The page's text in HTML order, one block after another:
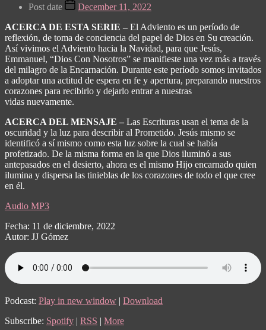
Post date
December 11, 2022
ACERCA DE ESTA SERIE – El Adviento es un período de
reflexión, de toma de conciencia del papel de Dios en Su creación.
Así vivimos el Adviento hacia la Navidad, para que Jesús,
Emmanuel, “Dios Con Nosotros” se manifieste una vez más a través
del milagro de la Encarnación. Durante este período somos invitados
a adoptar una actitud de espera en fe y apertura, preparando nuestros
corazones para recibirlo y dejarlo entrar a nuestras
vidas nuevamente.
ACERCA DEL MENSAJE – Las Escrituras usan el tema de la
oscuridad y la luz para describir al Prometido. Jesús mismo se
identificó a sí mismo como esta luz sobre la cual se había
profetizado. De la misma forma en la que Dios iluminó a sus
antepasados en el desierto, ahora es el mismo Hijo encarnado quien
ilumina y dispersa las tinieblas de los corazones de todo el que cree
en él.
Audio MP3
Fecha: 11 de diciembre, 2022
Autor: JJ Gómez
Podcast: Play in new window | Download
Subscribe: Spotify | RSS | More